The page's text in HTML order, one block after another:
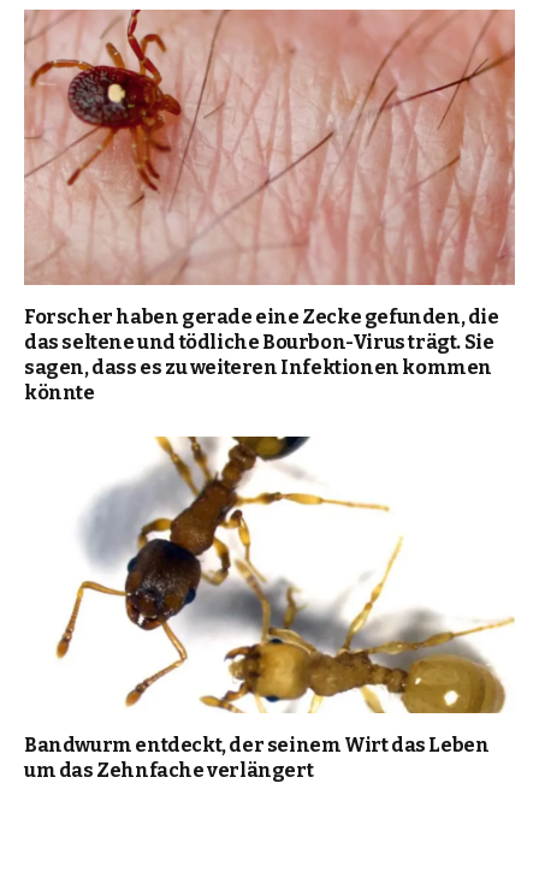
Forscher haben gerade eine Zecke gefunden, die
das seltene und tödliche Bourbon-Virus trägt. Sie
sagen, dass es zu weiteren Infektionen kommen
könnte
Bandwurm entdeckt, der seinem Wirt das Leben
um das Zehnfache verlängert